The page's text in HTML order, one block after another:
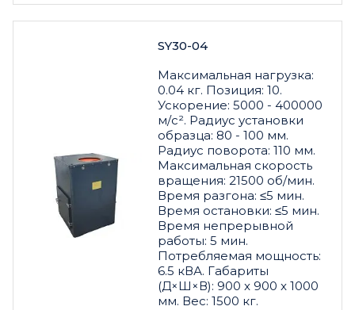
SY30-04
Максимальная нагрузка:
0.04 кг. Позиция: 10.
Ускорение: 5000 - 400000
м/с². Радиус установки
образца: 80 - 100 мм.
Радиус поворота: 110 мм.
Максимальная скорость
вращения: 21500 об/мин.
Время разгона: ≤5 мин.
Время остановки: ≤5 мин.
Время непрерывной
работы: 5 мин.
Потребляемая мощность:
6.5 кВА. Габариты
(Д×Ш×В): 900 x 900 x 1000
мм. Вес: 1500 кг.